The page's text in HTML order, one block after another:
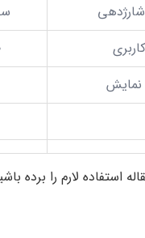
استفاده لارم را برده